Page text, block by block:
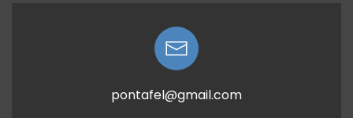
pontafel@gmail.com